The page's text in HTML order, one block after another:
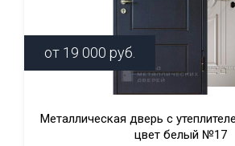
от 19 000 руб.
Металлическая дверь с
цвет белый №17